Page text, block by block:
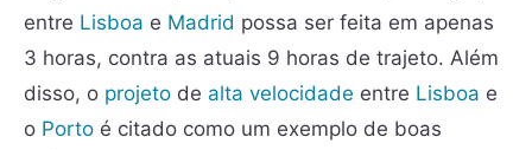
entre Lisboa e Madrid possa ser feita em apenas
3 horas, contra as atuais 9 horas de trajeto. Além
disso, o projeto de alta velocidade entre Lisboa e
o Porto é citado como um exemplo de boas